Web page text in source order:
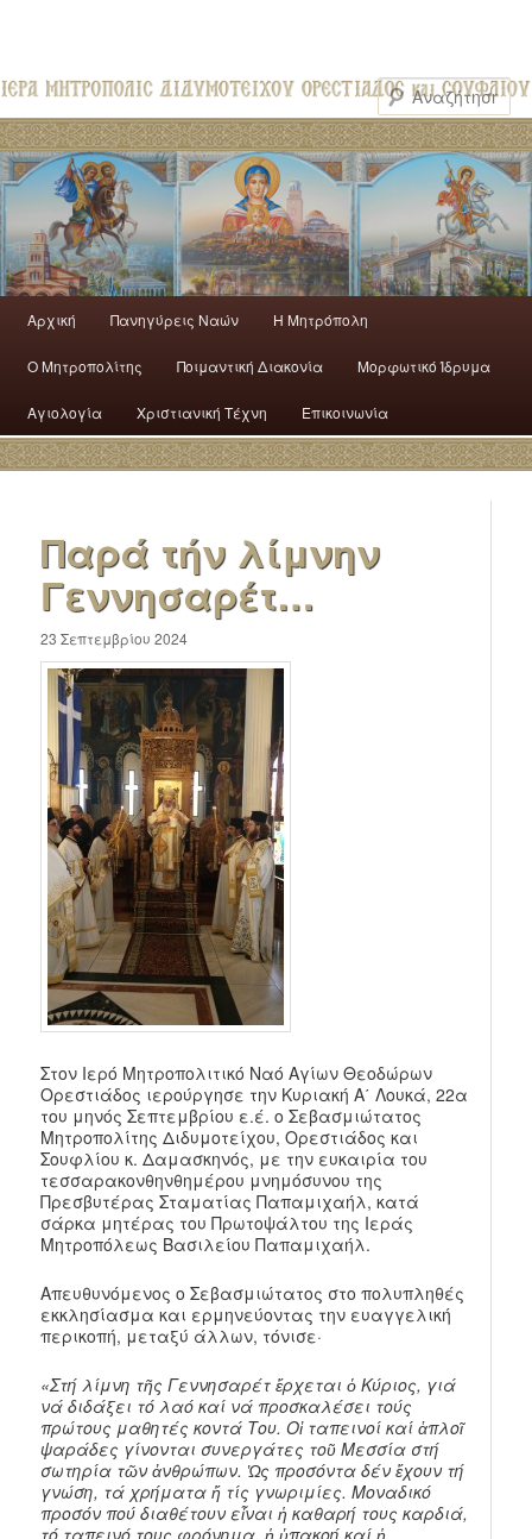
Αρχική Πανηγύρεις Ναών H Mητρόπολη
Ο Mητροπολίτης Ποιμαντική Διακονία Μορφωτικό Ίδρυμα
Αγιολογία Χριστιανική Τέχνη Επικοινωνία
Παρά τήν λίμνην
Γεννησαρέτ…
23 Σεπτεμβρίου 2024
Στον Ιερό Μητροπολιτικό Ναό Αγίων Θεοδώρων
Ορεστιάδος ιερούργησε την Κυριακή Α΄ Λουκά, 22α
του μηνός Σεπτεμβρίου ε.έ. ο Σεβασμιώτατος
Μητροπολίτης Διδυμοτείχου, Ορεστιάδος και
Σουφλίου κ. Δαμασκηνός, με την ευκαιρία του
τεσσαρακονθηνθημέρου μνημόσυνου της
Πρεσβυτέρας Σταματίας Παπαμιχαήλ, κατά
σάρκα μητέρας του Πρωτοψάλτου της Ιεράς
Μητροπόλεως Βασιλείου Παπαμιχαήλ.
Απευθυνόμενος ο Σεβασμιώτατος στο πολυπληθές
εκκλησίασμα και ερμηνεύοντας την ευαγγελική
περικοπή, μεταξύ άλλων, τόνισε·
«Στή λίμνη τῆς Γεννησαρέτ ἔρχεται ὁ Κύριος, γιά
νά διδάξει τό λαό καί νά προσκαλέσει τούς
πρώτους μαθητές κοντά Του. Οἱ ταπεινοί καί ἁπλοῖ
ψαράδες γίνονται συνεργάτες τοῦ Μεσσία στή
σωτηρία τῶν ἀνθρώπων. Ὡς προσόντα δέν ἔχουν τή
γνώση, τά χρήματα ἤ τίς γνωριμίες. Μοναδικό
προσόν πού διαθέτουν εἶναι ἡ καθαρή τους καρδιά,
τό ταπεινό τους φρόνημα, ἡ ὑπακοή καί ἡ